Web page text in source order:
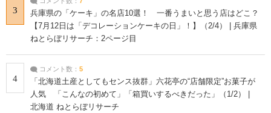
3
兵庫県の「ケーキ」の名店10選！ 一番うまいと思う店はどこ？
【7月12日は「デコレーションケーキの日」！】（2/4） | 兵庫県
ねとらぼリサーチ：2ページ目
4
コメント数： 5
「北海道土産としてもセンス抜群」六花亭の“店舗限定”お菓子が
人気 「こんなの初めて」「箱買いするべきだった」（1/2） |
北海道 ねとらぼリサーチ